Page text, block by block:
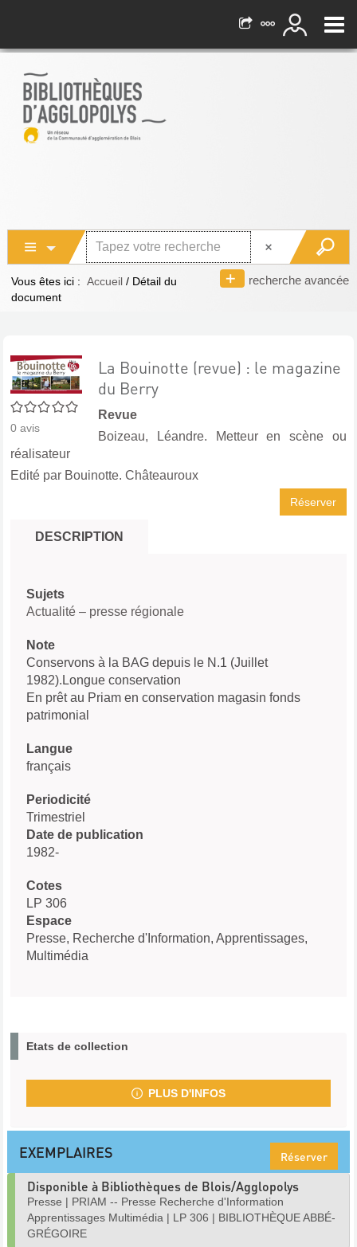
recherche avancée
Vous êtes ici : Accueil / Détail du
document
0/5
0 avis
La Bouinotte (revue) : le magazine
du Berry
Revue
Boizeau, Léandre. Metteur en scène ou
réalisateur
Edité par Bouinotte. Châteauroux
Réserver
DESCRIPTION
Sujets
Actualité – presse régionale
Note
Conservons à la BAG depuis le N.1 (Juillet
1982).Longue conservation
En prêt au Priam en conservation magasin fonds
patrimonial
Langue
français
Periodicité
Trimestriel
Date de publication
1982-
Cotes
LP 306
Espace
Presse, Recherche d'Information, Apprentissages,
Multimédia
Etats de collection
PLUS D'INFOS
EXEMPLAIRES Réserver
Disponible à Bibliothèques de Blois/Agglopolys
Presse | PRIAM -- Presse Recherche d'Information
Apprentissages Multimédia | LP 306 | BIBLIOTHÈQUE ABBÉ-
GRÉGOIRE